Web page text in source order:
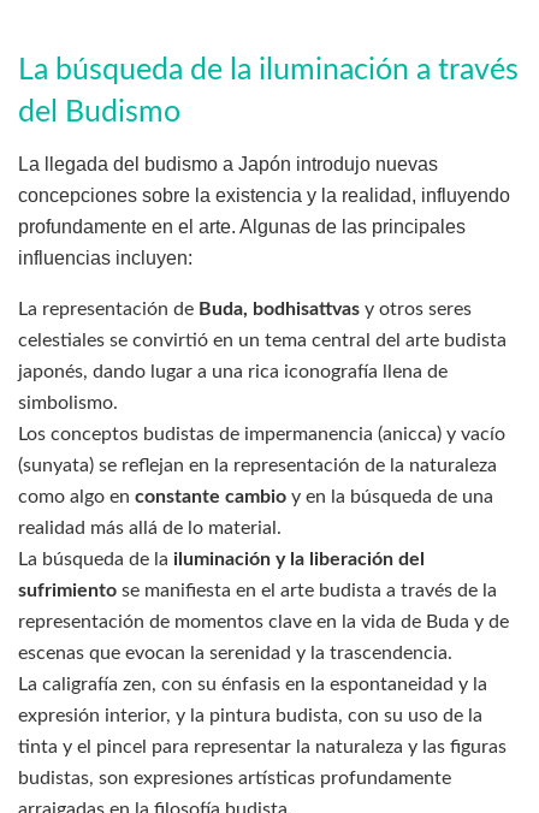
La búsqueda de la iluminación a través
del Budismo
La llegada del budismo a Japón introdujo nuevas
concepciones sobre la existencia y la realidad, influyendo
profundamente en el arte. Algunas de las principales
influencias incluyen:
La representación de Buda, bodhisattvas y otros seres
celestiales se convirtió en un tema central del arte budista
japonés, dando lugar a una rica iconografía llena de
simbolismo.
Los conceptos budistas de impermanencia (anicca) y vacío
(sunyata) se reflejan en la representación de la naturaleza
como algo en constante cambio y en la búsqueda de una
realidad más allá de lo material.
La búsqueda de la iluminación y la liberación del
sufrimiento se manifiesta en el arte budista a través de la
representación de momentos clave en la vida de Buda y de
escenas que evocan la serenidad y la trascendencia.
La caligrafía zen, con su énfasis en la espontaneidad y la
expresión interior, y la pintura budista, con su uso de la
tinta y el pincel para representar la naturaleza y las figuras
budistas, son expresiones artísticas profundamente
arraigadas en la filosofía budista.